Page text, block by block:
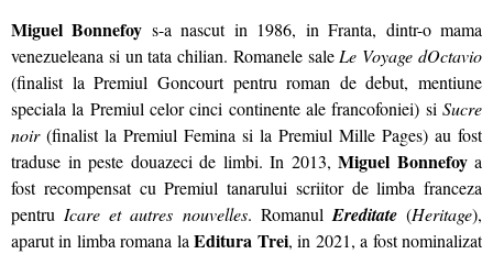
Miguel Bonnefoy s-a nascut in 1986, in Franta, dintr-o mama
venezueleana si un tata chilian. Romanele sale Le Voyage dOctavio
(finalist la Premiul Goncourt pentru roman de debut, mentiune
speciala la Premiul celor cinci continente ale francofoniei) si Sucre
noir(finalist la Premiul Femina si la Premiul Mille Pages) au fost
traduse in peste douazeci de limbi. In 2013, Miguel Bonnefoya
fost recompensat cu Premiul tanarului scriitor de limba franceza
pentru Icare et autres nouvelles. Romanul Ereditate(Heritage),
aparut in limba romana laEditura Trei, in 2021, a fost nominalizat